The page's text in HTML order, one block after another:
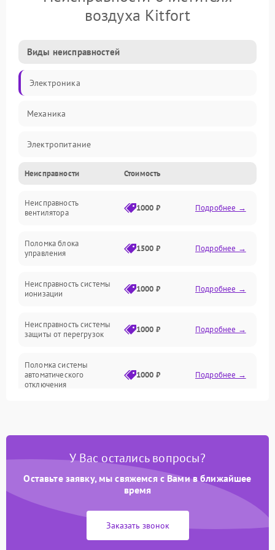
воздуха Kitfort
Виды неисправностей
Электроника
Механика
Электропитание
Фильтры
Механические повреждения
Сеть
Неисправности Стоимость
Неисправность
вентилятора
1000 ₽ Подробнее →
Поломка блока
управления
1500 ₽ Подробнее →
Неисправность системы
ионизации
1000 ₽ Подробнее →
Неисправность системы
защиты от перегрузок
1000 ₽ Подробнее →
Поломка системы
автоматического
отключения
1000 ₽ Подробнее →
замыкания
Повреждение системы
защиты от перегрева
1000 ₽
Неисправность системы
У Вас остались вопросы?
Оставьте заявку, мы свяжемся с Вами в ближайшее
время
Заказать звонок